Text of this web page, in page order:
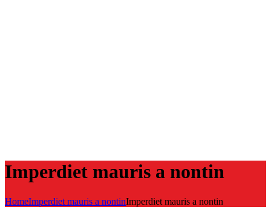
Imperdiet mauris a nontin
HomeImperdiet mauris a nontinImperdiet mauris a nontin